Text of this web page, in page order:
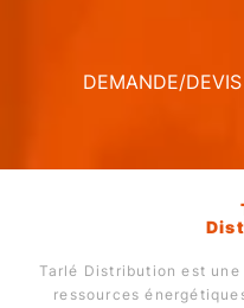
DEMANDE/
Tarlé Distribution est
ressources